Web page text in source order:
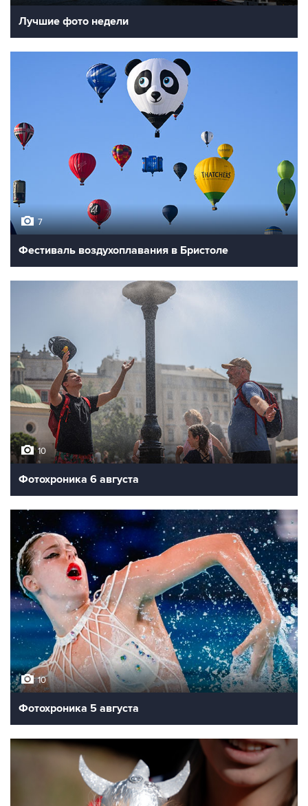
Лучшие фото недели
7
Фестиваль воздухоплавания в Бристоле
10
Фотохроника 6 августа
10
Фотохроника 5 августа